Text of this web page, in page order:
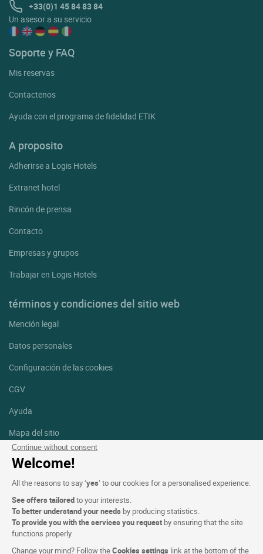
Continue without consent
Welcome!
All the reasons to say ‘yes’ to our cookies for a personalised experience:
See offers tailoredto your interests.
To better understand your needs by producing statistics.
To provide you with the services you request by ensuring that the site
functions properly.
Change your mind? Follow theCookies settings link at the bottom of the
+33(0)1 45 84 83 84
Un asesor a su servicio
Soporte y FAQ
Mis reservas
Contactenos
Ayuda con el programa de fidelidad ETIK
A proposito
Adherirse a Logis Hotels
Extranet hotel
Rincón de prensa
Contacto
Empresas y grupos
Trabajar en Logis Hotels
términos y condiciones del sitio web
Mención legal
Datos personales
Configuración de las cookies
CGV
Ayuda
Mapa del sitio
Créditos
fotografías
Facebook
Linkedin